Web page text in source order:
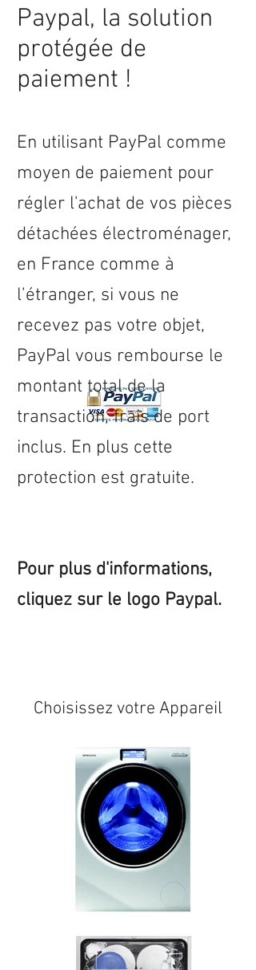
Paypal, la solution
protégée de
paiement !
En utilisant PayPal comme
moyen de paiement pour
régler l'achat de vos pièces
détachées électroménager,
en France comme à
l’étranger, si vous ne
recevez pas votre objet,
PayPal vous rembourse le
montant total de la
transaction, frais de port
inclus. En plus cette
protection est gratuite.
Pour plus d'informations,
cliquez sur le logo Paypal.
Choisissez votre Appareil